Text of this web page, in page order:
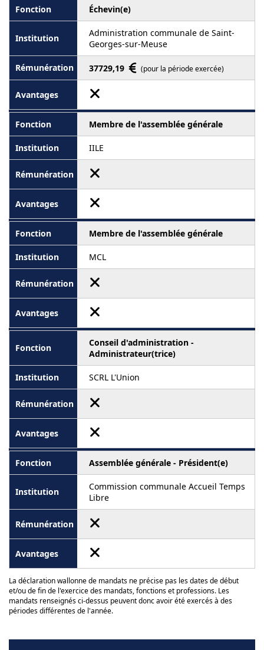
Échevin(e)
Administration communale de Saint-
Georges-sur-Meuse
37729,19 (pour la période exercée)
Membre de l'assemblée générale
IILE
Membre de l'assemblée générale
MCL
Conseil d'administration -
Administrateur(trice)
SCRL L'Union
Assemblée générale - Président(e)
Commission communale Accueil Temps
Libre
La déclaration wallonne de mandats ne précise pas les dates de début
et/ou de fin de l'exercice des mandats, fonctions et professions. Les
mandats renseignés ci-dessus peuvent donc avoir été exercés à des
périodes différentes de l'année.